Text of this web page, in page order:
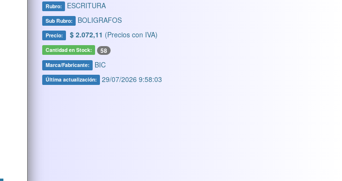
Rubro: ESCRITURA
Sub Rubro: BOLIGRAFOS
Precio: $ 2.072,11 (Precios con IVA)
Cantidad en Stock: 58
Marca/Fabricante: BIC
Última actualización: 29/07/2026 9:58:03